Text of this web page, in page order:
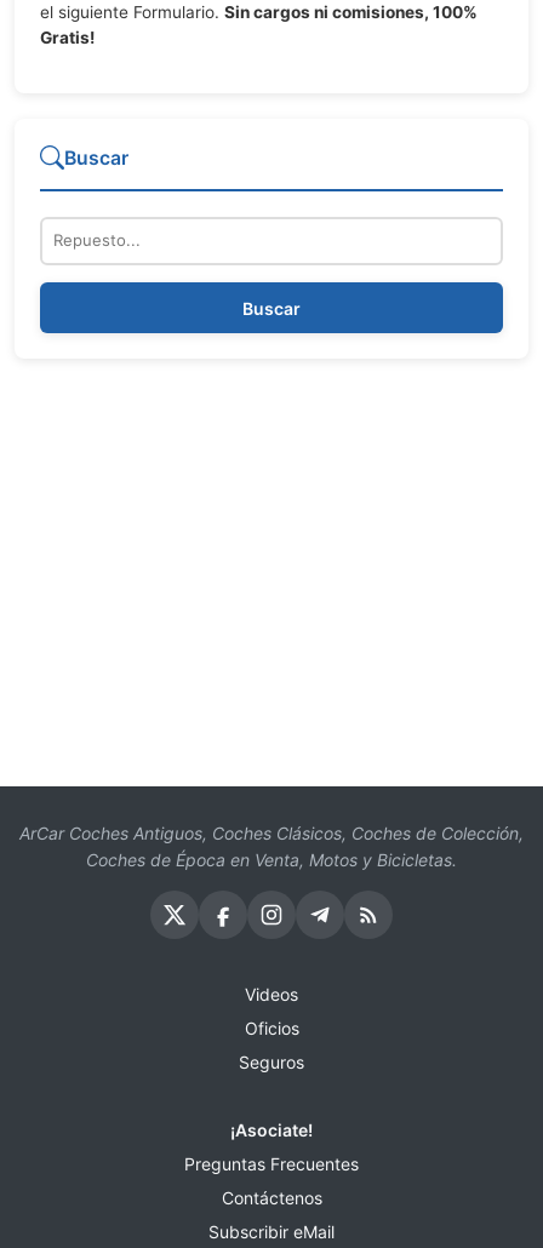
el siguiente Formulario. Sin cargos ni comisiones, 100%
Gratis!
Buscar
Repuesto
Buscar
ArCar Coches Antiguos, Coches Clásicos, Coches de Colección,
Coches de Época en Venta, Motos y Bicicletas.
Videos
Oficios
Seguros
¡Asociate!
Preguntas Frecuentes
Contáctenos
Subscribir eMail